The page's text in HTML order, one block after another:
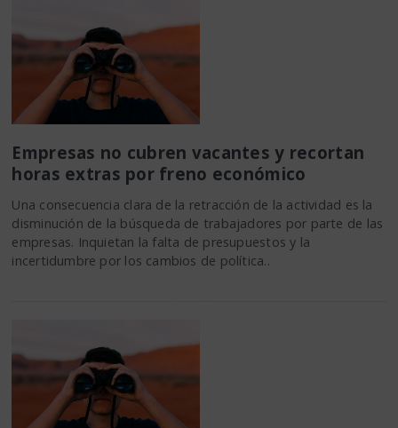
Empresas no cubren vacantes y recortan
horas extras por freno económico
Una consecuencia clara de la retracción de la actividad es la
disminución de la búsqueda de trabajadores por parte de las
empresas. Inquietan la falta de presupuestos y la
incertidumbre por los cambios de política..